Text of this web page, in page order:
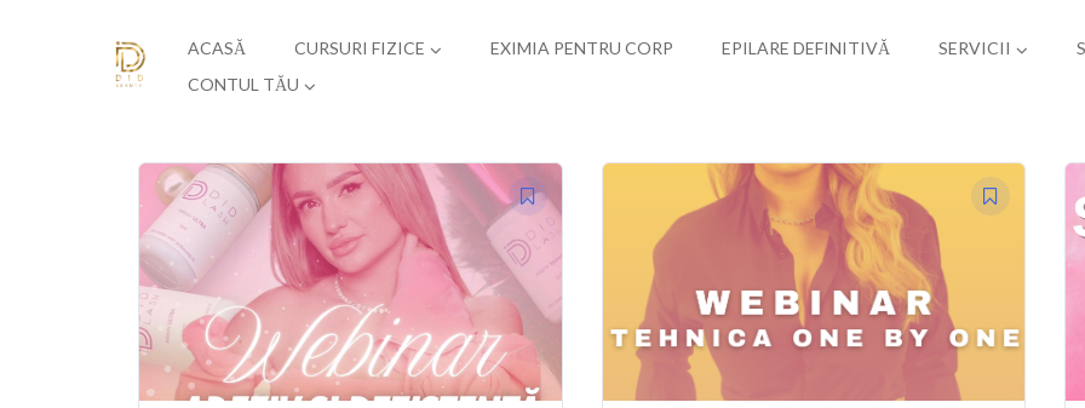
ACASĂ CURSURI FIZICE EXIMIA PENTRU CORP EPILARE DEFINITIVĂ SERVICII
CONTUL TĂU